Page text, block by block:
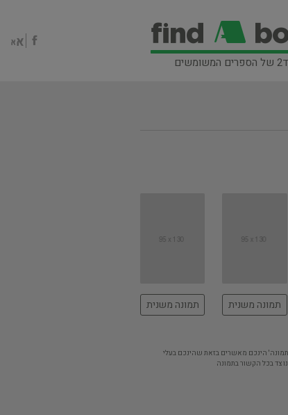
תמונה משנית תמונה משנית
הינכם מאשרים בזאת שהינכם בעלי
צד בכל הקשור בתמונה